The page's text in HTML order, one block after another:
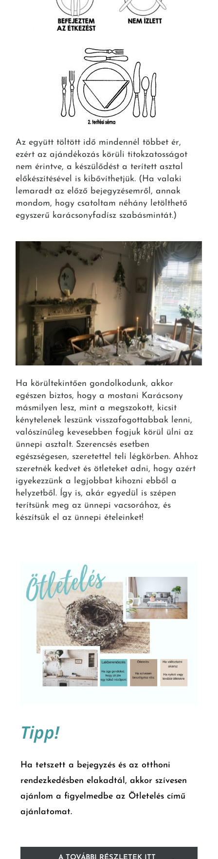
Az együtt töltött idő mindennél többet ér,
ezért az ajándékozás körüli titokzatosságot
nem érintve, a készülődést a terített asztal
előkészítésével is kibővíthetjük. (Ha valaki
lemaradt az előző bejegyzésemről, annak
mondom, hogy csatoltam néhány letölthető
egyszerű karácsonyfadísz szabásmintát.)
Ha körültekintően gondolkodunk, akkor
egészen biztos, hogy a mostani Karácsony
másmilyen lesz, mint a megszokott, kicsit
kénytelenek leszünk visszafogottabbak lenni,
valószínűleg kevesebben fogjuk körül ülni az
ünnepi asztalt. Szerencsés esetben
egészségesen, szeretettel teli légkörben. Ahhoz
szeretnék kedvet és ötleteket adni, hogy azért
igyekezzünk a legjobbat kihozni ebből a
helyzetből. Így is, akár egyedül is szépen
terítsünk meg az ünnepi vacsorához, és
készítsük el az ünnepi ételeinket!
Tipp!
Ha tetszett a bejegyzés és az otthoni
rendezkedésben elakadtál, akkor szívesen
ajánlom a figyelmedbe az Ötletelés című
ajánlatomat.